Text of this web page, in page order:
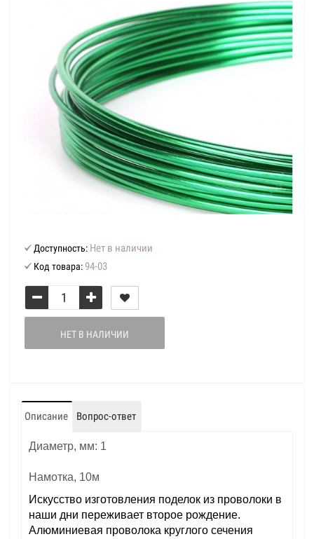
Доступность: Нет в наличии
Код товара: 94-03
НЕТ В НАЛИЧИИ
Описание Вопрос-ответ
Диаметр, мм: 1
Намотка, 10м
Искусство изготовления поделок из проволоки в
наши дни переживает второе рождение.
Алюминиевая проволока круглого сечения